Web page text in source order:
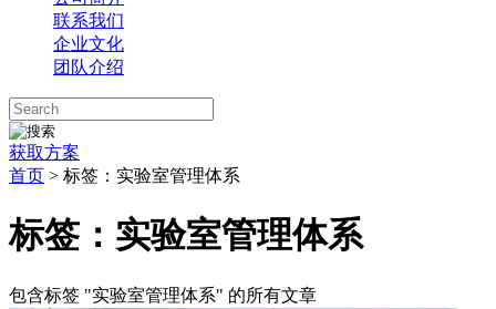
联系我们
企业文化
团队介绍
获取方案
首页 > 标签：实验室管理体系
标签：实验室管理体系
包含标签 "实验室管理体系" 的所有文章